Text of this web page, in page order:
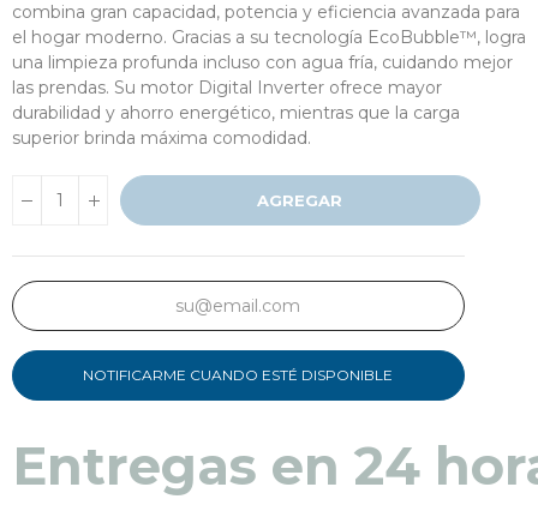
combina gran capacidad, potencia y eficiencia avanzada para
el hogar moderno. Gracias a su tecnología EcoBubble™, logra
una limpieza profunda incluso con agua fría, cuidando mejor
las prendas. Su motor Digital Inverter ofrece mayor
durabilidad y ahorro energético, mientras que la carga
superior brinda máxima comodidad.
AGREGAR
NOTIFICARME CUANDO ESTÉ DISPONIBLE
Entregas en 24